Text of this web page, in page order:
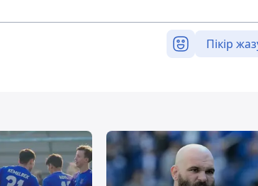
Пікір